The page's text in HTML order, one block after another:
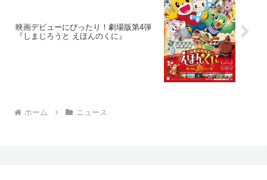
映画デビューにぴったり！劇場版第4弾
『しまじろうと えほんのくに』
ホーム ニュース